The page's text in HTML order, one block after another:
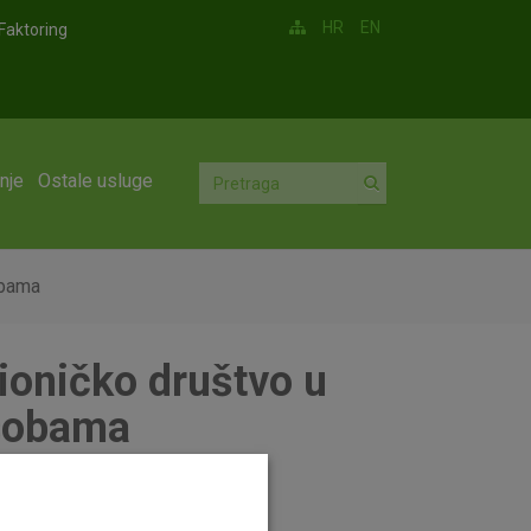
Faktoring HR EN
Ostale usluge
društvo u